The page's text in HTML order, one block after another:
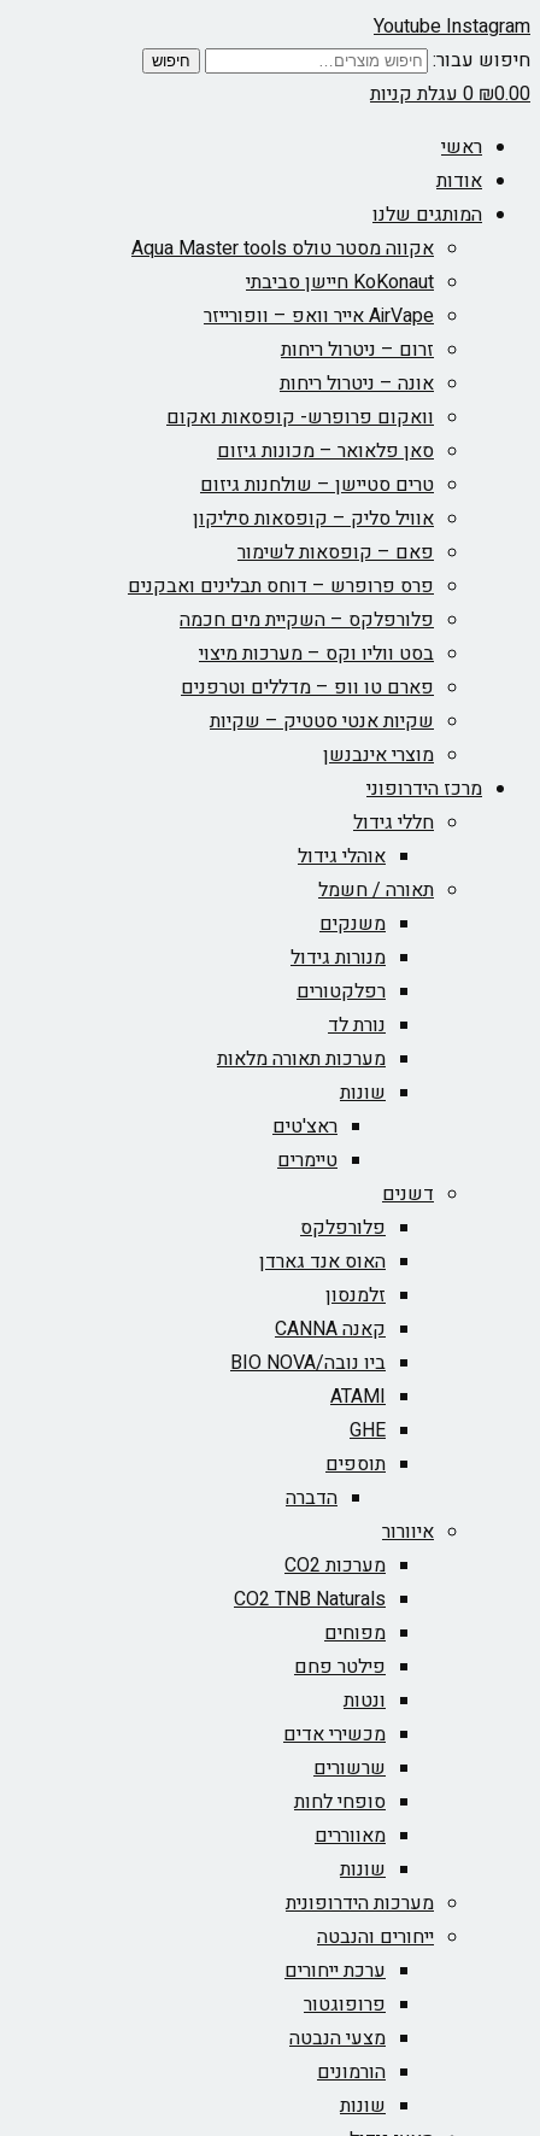
YoutubeInstagram
חיפוש עבור:
חיפוש
₪0.00
0עגלת קניות
ראשי
אודות
המותגים שלנו
אקווה מסטר טולס Aqua Master tools
KoKonaut חיישן סביבתי
AirVape אייר וואפ – וופורייזר
זרום – ניטרול ריחות
אונה – ניטרול ריחות
וואקום פרופרש- קופסאות ואקום
סאן פלאואר – מכונות גיזום
טרים סטיישן – שולחנות גיזום
אוויל סליק – קופסאות סיליקון
פאם – קופסאות לשימור
פרס פרופרש – דוחס תבלינים ואבקנים
פלורפלקס – השקיית מים חכמה
בסט ווליו וקס – מערכות מיצוי
פארם טו וופ – מדללים וטרפנים
שקיות אנטי סטטיק – שקיות
מוצרי אינבנשן
מרכז הידרופוני
חללי גידול
אוהלי גידול
תאורה / חשמל
משנקים
מנורות גידול
רפלקטורים
נורת לד
מערכות תאורה מלאות
שונות
ראצ'טים
טיימרים
דשנים
פלורפלקס
האוס אנד גארדן
זלמנסון
קאנה CANNA
ביו נובה/BIO NOVA‏
ATAMI
GHE
תוספים
הדברה
איוורור
מערכות CO2
CO2 TNB Naturals
מפוחים
פילטר פחם
ונטות
מכשירי אדים
שרשורים
סופחי לחות
מאווררים
שונות
מערכות הידרופונית
ייחורים והנבטה
ערכת ייחורים
פרופוגטור
מצעי הנבטה
הורמונים
שונות